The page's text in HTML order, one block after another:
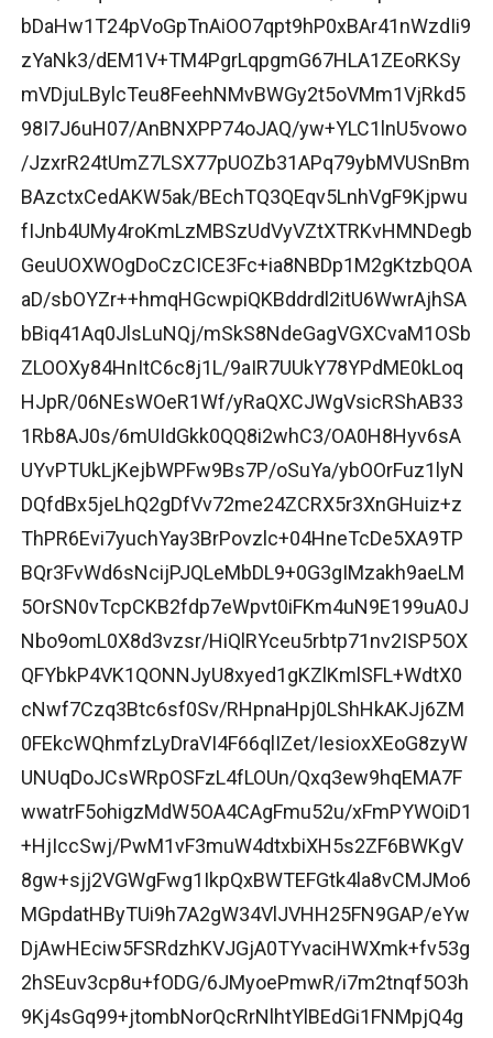
bDaHw1T24pVoGpTnAiOO7qpt9hP0xBAr41nWzdIi9
zYaNk3/dEM1V+TM4PgrLqpgmG67HLA1ZEoRKSy
mVDjuLBylcTeu8FeehNMvBWGy2t5oVMm1VjRkd5
98I7J6uH07/AnBNXPP74oJAQ/yw+YLC1lnU5vowo
/JzxrR24tUmZ7LSX77pUOZb31APq79ybMVUSnBm
BAzctxCedAKW5ak/BEchTQ3QEqv5LnhVgF9Kjpwu
fIJnb4UMy4roKmLzMBSzUdVyVZtXTRKvHMNDegb
GeuUOXWOgDoCzCICE3Fc+ia8NBDp1M2gKtzbQOA
aD/sbOYZr++hmqHGcwpiQKBddrdl2itU6WwrAjhSA
bBiq41Aq0JlsLuNQj/mSkS8NdeGagVGXCvaM1OSb
ZLOOXy84HnItC6c8j1L/9aIR7UUkY78YPdME0kLoq
HJpR/06NEsWOeR1Wf/yRaQXCJWgVsicRShAB33
1Rb8AJ0s/6mUIdGkk0QQ8i2whC3/OA0H8Hyv6sA
UYvPTUkLjKejbWPFw9Bs7P/oSuYa/ybOOrFuz1lyN
DQfdBx5jeLhQ2gDfVv72me24ZCRX5r3XnGHuiz+z
ThPR6Evi7yuchYay3BrPovzlc+04HneTcDe5XA9TP
BQr3FvWd6sNcijPJQLeMbDL9+0G3gIMzakh9aeLM
5OrSN0vTcpCKB2fdp7eWpvt0iFKm4uN9E199uA0J
Nbo9omL0X8d3vzsr/HiQlRYceu5rbtp71nv2ISP5OX
QFYbkP4VK1QONNJyU8xyed1gKZlKmlSFL+WdtX0
cNwf7Czq3Btc6sf0Sv/RHpnaHpj0LShHkAKJj6ZM
0FEkcWQhmfzLyDraVI4F66qlIZet/IesioxXEoG8zyW
UNUqDoJCsWRpOSFzL4fLOUn/Qxq3ew9hqEMA7F
wwatrF5ohigzMdW5OA4CAgFmu52u/xFmPYWOiD1
+HjIccSwj/PwM1vF3muW4dtxbiXH5s2ZF6BWKgV
8gw+sjj2VGWgFwg1IkpQxBWTEFGtk4la8vCMJMo6
MGpdatHByTUi9h7A2gW34VlJVHH25FN9GAP/eYw
DjAwHEciw5FSRdzhKVJGjA0TYvaciHWXmk+fv53g
2hSEuv3cp8u+fODG/6JMyoePmwR/i7m2tnqf5O3h
9Kj4sGq99+jtombNorQcRrNlhtYlBEdGi1FNMpjQ4g